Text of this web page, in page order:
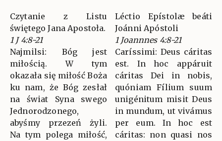
Czytanie z Listu
świętego Jana Apostoła.
1 J 4:8-21
Najmilsi: Bóg jest
miłością. W tym
okazała się miłość Boża
ku nam, że Bóg zesłał
na świat Syna swego
Jednorodzonego,
abyśmy przezeń żyli.
Na tym polega miłość,
Léctio Epístolæ beáti
Joánni Apóstoli
1 Joannnes 4:8-21
Caríssimi: Deus cáritas
est. In hoc appáruit
cáritas Dei in nobis,
quóniam Fílium suum
unigénitum misit Deus
in mundum, ut vivámus
per eum. In hoc est
cáritas: non quasi nos